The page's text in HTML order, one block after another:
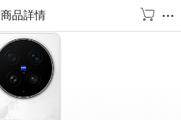
商品詳情